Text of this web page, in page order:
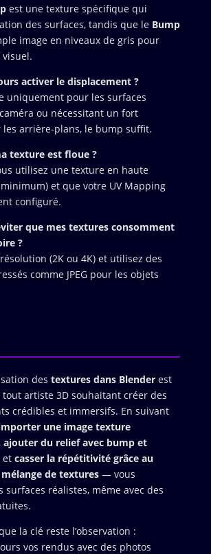
est une texture spécifique qui
des surfaces, tandis que le Bump
image en niveaux de gris pour
activer le displacement ?
uniquement pour les surfaces
ou nécessitant un fort
les arrière-plans, le bump suffit.
texture est floue ?
utilisez une texture en haute
et que votre UV Mapping
configuré.
que mes textures consomment
?
(2K ou 4K) et utilisez des
comme JPEG pour les objets
des textures dans Blenderest
artiste 3D souhaitant créer des
crédibles et immersifs. En suivant
une image texture
ajouter du relief avec bump et
et casser la répétitivité grâce au
de textures— vous
surfaces réalistes, même avec des
la clé reste l’observation :
vos rendus avec des photos